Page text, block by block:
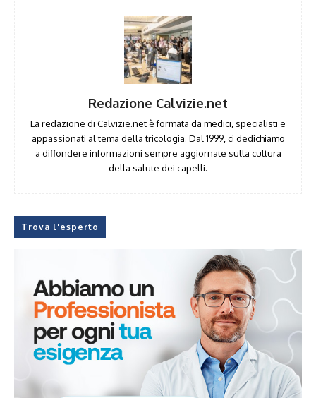
Redazione Calvizie.net
La redazione di Calvizie.net è formata da medici, specialisti e
appassionati al tema della tricologia. Dal 1999, ci dedichiamo
a diffondere informazioni sempre aggiornate sulla cultura
della salute dei capelli.
Trova l'esperto